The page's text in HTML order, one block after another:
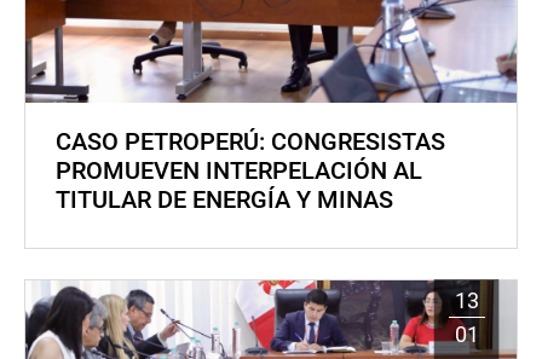
CASO PETROPERÚ: CONGRESISTAS
PROMUEVEN INTERPELACIÓN AL
TITULAR DE ENERGÍA Y MINAS
13
01